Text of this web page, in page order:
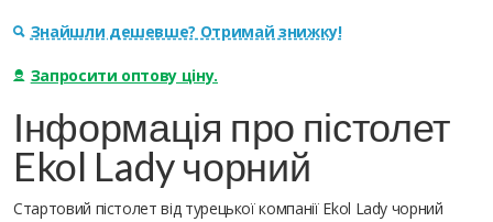
Знайшли дешевше? Отримай знижку!
Запросити оптову ціну.
Інформація про пістолет
Ekol Lady чорний
Стартовий пістолет від турецької компанії Ekol Lady чорний